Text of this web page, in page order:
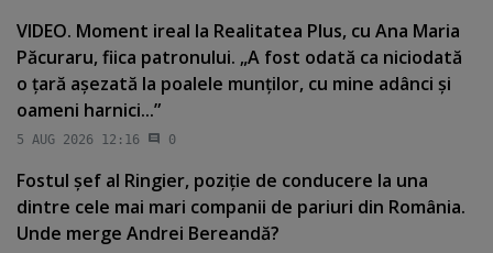
VIDEO. Moment ireal la Realitatea Plus, cu Ana Maria
Păcuraru, fiica patronului. „A fost odată ca niciodată
o ţară aşezată la poalele munţilor, cu mine adânci şi
oameni harnici...”
5 AUG 2026 12:16 0
Fostul şef al Ringier, poziţie de conducere la una
dintre cele mai mari companii de pariuri din România.
Unde merge Andrei Bereandă?